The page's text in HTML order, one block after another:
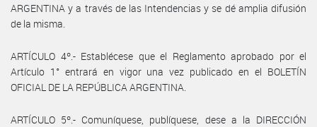
ARGENTINA y a través de las Intendencias y se dé amplia difusión
de la misma.
ARTÍCULO 4º.- Establécese que el Reglamento aprobado por el
Artículo 1° entrará en vigor una vez publicado en el BOLETÍN
OFICIAL DE LA REPÚBLICA ARGENTINA.
ARTÍCULO 5º.- Comuníquese, publíquese, dese a la DIRECCIÓN